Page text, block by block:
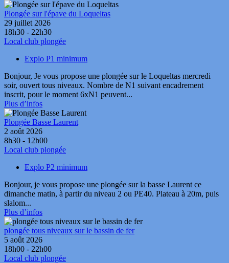
Plongée sur l'épave du Loqueltas
29 juillet 2026
18h30 - 22h30
Local club plongée
Explo P1 minimum
Bonjour, Je vous propose une plongée sur le Loqueltas mercredi
soir, ouvert tous niveaux. Nombre de N1 suivant encadrement
inscrit, pour le moment 6xN1 peuvent...
Plus d’infos
Plongée Basse Laurent
2 août 2026
8h30 - 12h00
Local club plongée
Explo P2 minimum
Bonjour, je vous propose une plongée sur la basse Laurent ce
dimanche matin, à partir du niveau 2 ou PE40. Plateau à 20m, puis
slalom...
Plus d’infos
plongée tous niveaux sur le bassin de fer
5 août 2026
18h00 - 22h00
Local club plongée